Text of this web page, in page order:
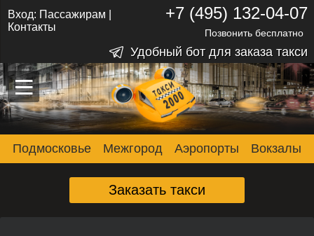
–
–
–
Вход: Пассажирам
Контакты
+7 (495) 132-04-07
Позвонить бесплатно
Удобный бот для заказа такси
Подмосковье Межгород Аэропорты Вокзалы
Заказать такси